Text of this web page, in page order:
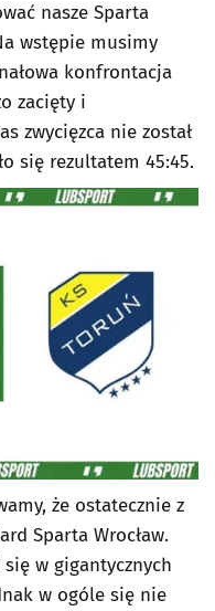
nasze Sparta
wstępie musimy
konfrontacja
zacięty i
zwycięzca nie został
się rezultatem 45:45.
że ostatecznie z
Sparta Wrocław.
w gigantycznych
w ogóle się nie